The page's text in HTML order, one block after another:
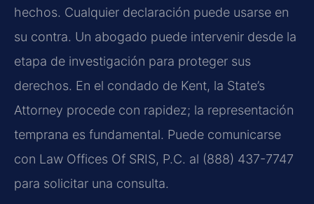
hechos. Cualquier declaración puede usarse en
su contra. Un abogado puede intervenir desde la
etapa de investigación para proteger sus
derechos. En el condado de Kent, la State’s
Attorney procede con rapidez; la representación
temprana es fundamental. Puede comunicarse
con Law Offices Of SRIS, P.C. al (888) 437-7747
para solicitar una consulta.